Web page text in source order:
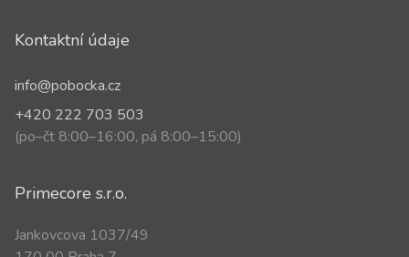
Kontaktní údaje
info@pobocka.cz
+420 222 703 503
(po–čt 8:00–16:00, pá 8:00–15:00)
Primecore s.r.o.
Jankovcova 1037/49